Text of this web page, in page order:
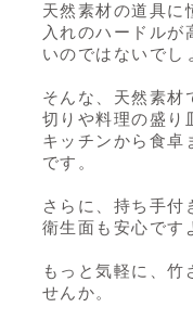
天然素材の道具に
入れのハードル
いのではないでし
そんな、天然素材
切りや料理の盛り
キッチンから食卓
です。
さらに、持ち手付
衛生面も安心です
もっと気軽に、竹
せんか。